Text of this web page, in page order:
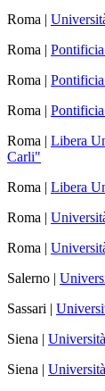
Roma |
Roma |
Roma |
Roma |
Roma | Libera
Carli"
Roma | Libera
Roma |
Roma |
Salerno |
Sassari |
Siena |
Siena |